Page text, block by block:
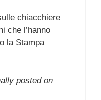
chiacchiere
che l’hanno
la Stampa
posted on